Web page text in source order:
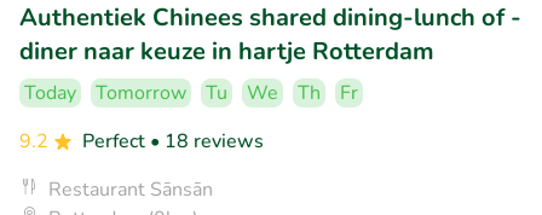
Authentiek Chinees shared dining-lunch of -
diner naar keuze in hartje Rotterdam
Today Tomorrow Tu We Th
Fr
9.2
Perfect • 18 reviews
Restaurant Sānsān